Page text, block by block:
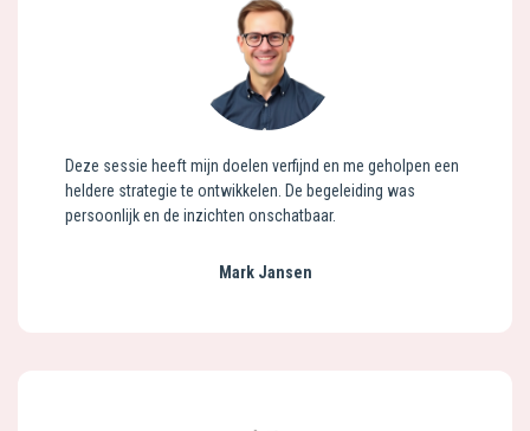
Deze sessie heeft mijn doelen verfijnd en me geholpen een
heldere strategie te ontwikkelen. De begeleiding was
persoonlijk en de inzichten onschatbaar.
Mark Jansen